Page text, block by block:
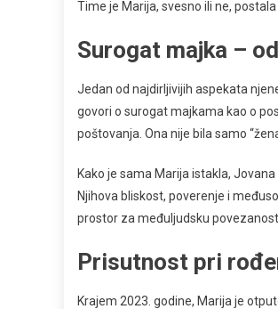
Time je Marija, svesno ili ne,
Surogat majka –
Jedan od najdirljivijih aspekata
govori o surogat majkama kao o
poštovanja. Ona nije bila samo
Kako je sama Marija istakla,
Njihova bliskost, poverenje i
prostor za međuljudsku
Prisutnost pri
Krajem 2023. godine, Marija je